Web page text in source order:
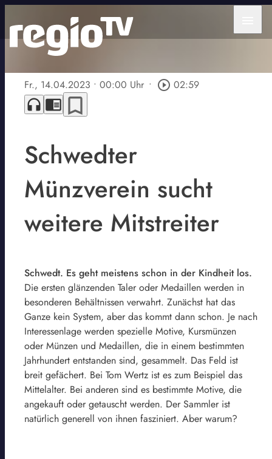
Fr., 14.04.2023 • 00:00 Uhr • play_circle_outline 02:59
headphones chrome_reader_mode bookmark_border
Schwedter
Münzverein sucht
weitere Mitstreiter
Schwedt. Es geht meistens schon in der Kindheit los.
Die ersten glänzenden Taler oder Medaillen werden in
besonderen Behältnissen verwahrt. Zunächst hat das
Ganze kein System, aber das kommt dann schon. Je nach
Interessenlage werden spezielle Motive, Kursmünzen
oder Münzen und Medaillen, die in einem bestimmten
Jahrhundert entstanden sind, gesammelt. Das Feld ist
breit gefächert. Bei Tom Wertz ist es zum Beispiel das
Mittelalter. Bei anderen sind es bestimmte Motive, die
angekauft oder getauscht werden. Der Sammler ist
natürlich generell von ihnen fasziniert. Aber warum?